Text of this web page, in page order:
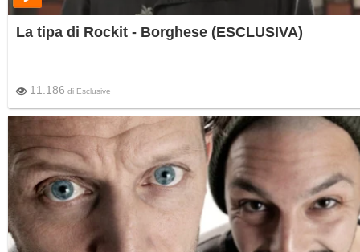
La tipa di Rockit - Borghese (ESCLUSIVA)
11.186 di Esclusive